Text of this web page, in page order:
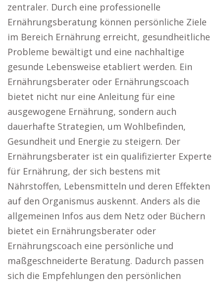
zentraler. Durch eine professionelle
Ernährungsberatung können persönliche Ziele
im Bereich Ernährung erreicht, gesundheitliche
Probleme bewältigt und eine nachhaltige
gesunde Lebensweise etabliert werden. Ein
Ernährungsberater oder Ernährungscoach
bietet nicht nur eine Anleitung für eine
ausgewogene Ernährung, sondern auch
dauerhafte Strategien, um Wohlbefinden,
Gesundheit und Energie zu steigern. Der
Ernährungsberater ist ein qualifizierter Experte
für Ernährung, der sich bestens mit
Nährstoffen, Lebensmitteln und deren Effekten
auf den Organismus auskennt. Anders als die
allgemeinen Infos aus dem Netz oder Büchern
bietet ein Ernährungsberater oder
Ernährungscoach eine persönliche und
maßgeschneiderte Beratung. Dadurch passen
sich die Empfehlungen den persönlichen